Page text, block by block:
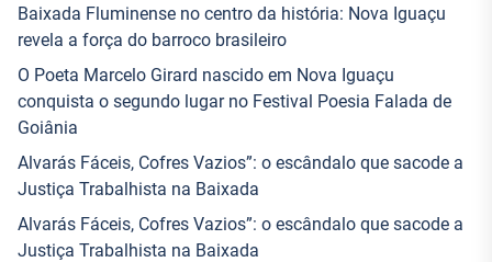
Baixada Fluminense no centro da história: Nova Iguaçu
revela a força do barroco brasileiro
O Poeta Marcelo Girard nascido em Nova Iguaçu
conquista o segundo lugar no Festival Poesia Falada de
Goiânia
Alvarás Fáceis, Cofres Vazios”: o escândalo que sacode a
Justiça Trabalhista na Baixada
Alvarás Fáceis, Cofres Vazios”: o escândalo que sacode a
Justiça Trabalhista na Baixada